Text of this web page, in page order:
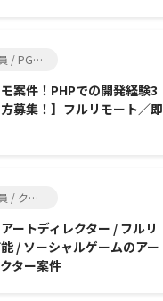
契約社員 / PG, SE
モ案件！PHPでの開発経験3
募集！】フルリモート／即
契約社員 / クリエイター, ゲーム制作
アートディレクター / フルリ
/ ソーシャルゲームのアー
ター案件